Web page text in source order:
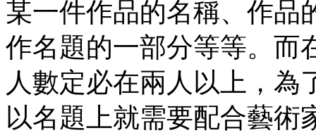
某一件作品的名稱、作品
作名題的一部分等等。而
人數定必在兩人以上，為
以名題上就需要配合藝術